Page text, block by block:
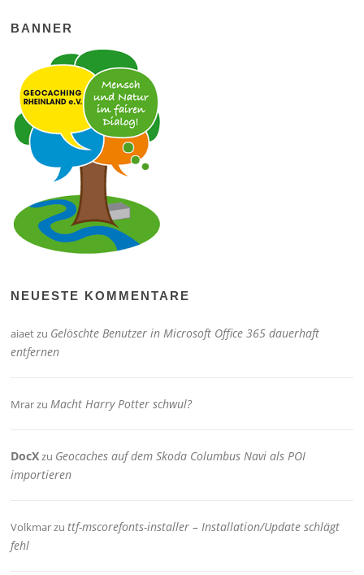
BANNER
NEUESTE KOMMENTARE
aiaetzu Gelöschte Benutzer in Microsoft Office 365 dauerhaft
entfernen
MrarzuMacht Harry Potter schwul?
DocXzu Geocaches auf dem Skoda Columbus Navi als POI
importieren
Volkmarzuttf-mscorefonts-installer – Installation/Update schlägt
fehl